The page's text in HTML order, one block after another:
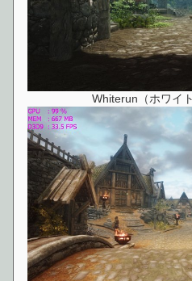
Whiterun（ホワイ